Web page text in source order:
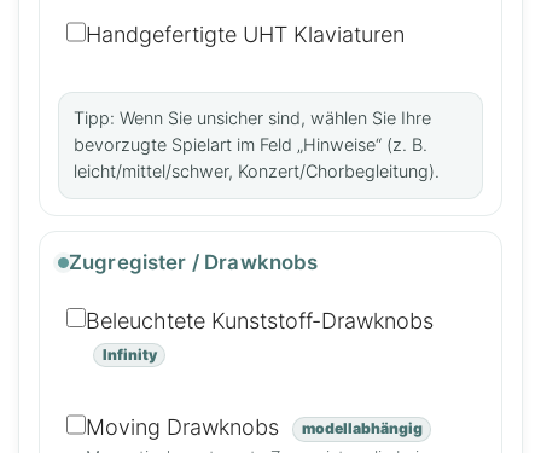
Handgefertigte UHT Klaviaturen
Tipp: Wenn Sie unsicher sind, wählen Sie Ihre
bevorzugte Spielart im Feld „Hinweise“ (z. B.
leicht/mittel/schwer, Konzert/Chorbegleitung).
Zugregister / Drawknobs
Beleuchtete Kunststoff-Drawknobs
Infinity
Moving Drawknobs modellabhängig